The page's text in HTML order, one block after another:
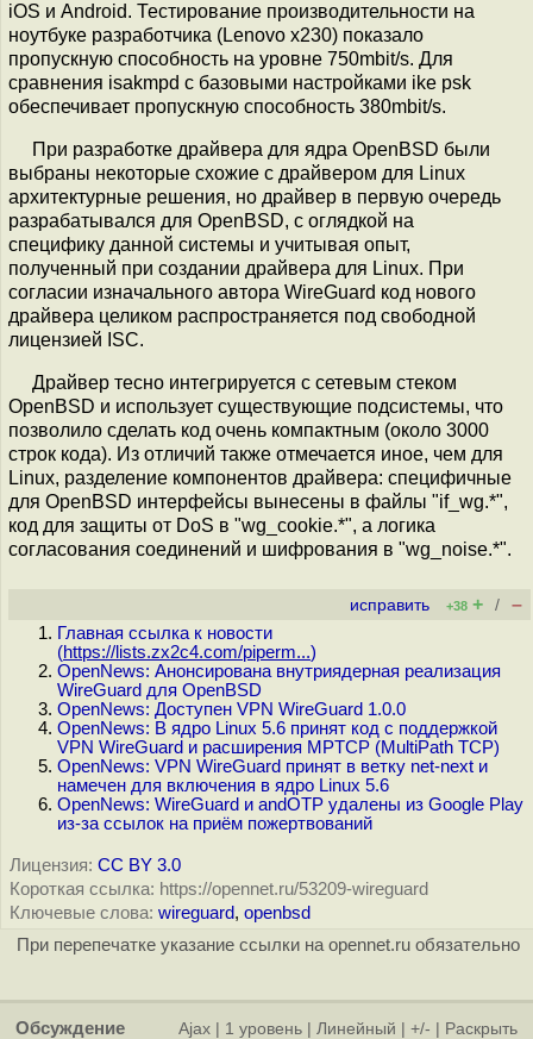
iOS и Android. Тестирование производительности на
ноутбуке разработчика (Lenovo x230) показало
пропускную способность на уровне 750mbit/s. Для
сравнения isakmpd с базовыми настройками ike psk
обеспечивает пропускную способность 380mbit/s.
При разработке драйвера для ядра OpenBSD были
выбраны некоторые схожие с драйвером для Linux
архитектурные решения, но драйвер в первую очередь
разрабатывался для OpenBSD, с оглядкой на
специфику данной системы и учитывая опыт,
полученный при создании драйвера для Linux. При
согласии изначального автора WireGuard код нового
драйвера целиком распространяется под свободной
лицензией ISC.
Драйвер тесно интегрируется с сетевым стеком
OpenBSD и использует существующие подсистемы, что
позволило сделать код очень компактным (около 3000
строк кода). Из отличий также отмечается иное, чем для
Linux, разделение компонентов драйвера: специфичные
для OpenBSD интерфейсы вынесены в файлы "if_wg.*",
код для защиты от DoS в "wg_cookie.*", а логика
согласования соединений и шифрования в "wg_noise.*".
исправить +38 + / –
Главная ссылка к новости
(https://lists.zx2c4.com/piperm...)
OpenNews: Анонсирована внутриядерная реализация
WireGuard для OpenBSD
OpenNews: Доступен VPN WireGuard 1.0.0
OpenNews: В ядро Linux 5.6 принят код с поддержкой
VPN WireGuard и расширения MPTCP (MultiPath TCP)
OpenNews: VPN WireGuard принят в ветку net-next и
намечен для включения в ядро Linux 5.6
OpenNews: WireGuard и andOTP удалены из Google Play
из-за ссылок на приём пожертвований
Лицензия: CC BY 3.0
Короткая ссылка: https://opennet.ru/53209-wireguard
Ключевые слова: wireguard, openbsd
При перепечатке указание ссылки на opennet.ru обязательно
Обсуждение
Ajax 1 уровень Линейный +/-
Раскрыть